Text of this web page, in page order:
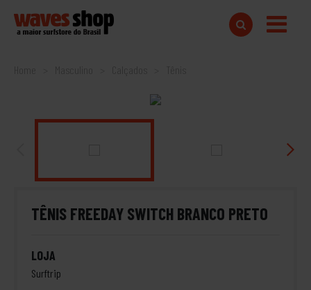
Home
TÊNIS FREEDAY SWITCH BRANCO PRETO
LOJA
Surftrip